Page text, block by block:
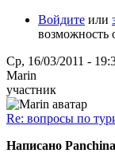
Войдите или
возможность
Ср, 16/03/2011 -
Marin
участник
Re: вопросы по
Написано